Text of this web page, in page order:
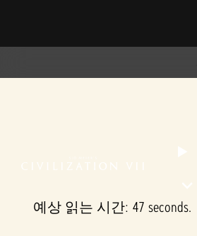
예상 읽는 시간 47 seconds